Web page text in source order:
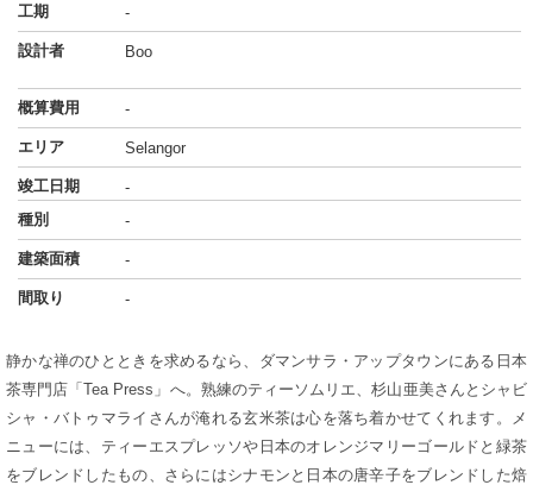
工期 -
設計者 Boo
概算費用 -
エリア Selangor
竣工日期
-
種別
-
建築面積 -
間取り -
静かな禅のひとときを求めるなら、ダマンサラ・アップタウンにある日本
茶専門店「Tea Press」へ。熟練のティーソムリエ、杉山亜美さんとシャビ
シャ・バトゥマライさんが淹れる玄米茶は心を落ち着かせてくれます。メ
ニューには、ティーエスプレッソや日本のオレンジマリーゴールドと緑茶
をブレンドしたもの、さらにはシナモンと日本の唐辛子をブレンドした焙